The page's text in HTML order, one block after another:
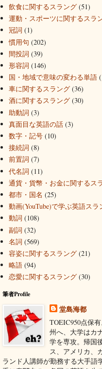
飲食に関するスラング (51)
運動・スポーツに関するスラ
冠詞 (1)
慣用句 (202)
間投詞 (39)
形容詞 (146)
国・地域で意味の変わる単語
車に関するスラング (36)
酒に関するスラング (30)
助動詞 (3)
真面目な英語の話 (3)
数字・記号 (10)
接続詞 (8)
前置詞 (7)
代名詞 (11)
通貨・貨幣・お金に関するス
都市・国名 (25)
動画(YouTube)で学ぶ英語ス
動詞 (108)
副詞 (32)
名詞 (569)
容姿に関するスラング (21)
略語 (94)
恋愛に関するスラング (30)
筆者Profile
堂島海都
TOEIC950点保
州へ、大学はカ
学を専攻。帰国
ス、アメリカ、
ランド人講師が勤務する大手語